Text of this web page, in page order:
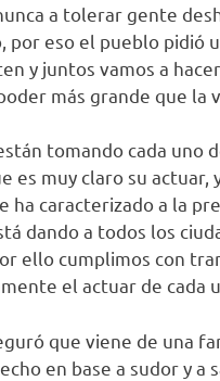
a tolerar gente
eso el pueblo pidió
y juntos vamos a
más grande que la
tomando cada uno
es muy claro su actuar,
ha caracterizado a la
dando a todos los
ello cumplimos con
el actuar de cada
que viene de una
en base a sudor y a